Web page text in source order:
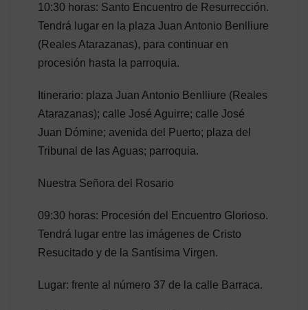
10:30 horas: Santo Encuentro de Resurrección.
Tendrá lugar en la plaza Juan Antonio Benlliure
(Reales Atarazanas), para continuar en
procesión hasta la parroquia.
Itinerario: plaza Juan Antonio Benlliure (Reales
Atarazanas); calle José Aguirre; calle José
Juan Dómine; avenida del Puerto; plaza del
Tribunal de las Aguas; parroquia.
Nuestra Señora del Rosario
09:30 horas: Procesión del Encuentro Glorioso.
Tendrá lugar entre las imágenes de Cristo
Resucitado y de la Santísima Virgen.
Lugar: frente al número 37 de la calle Barraca.